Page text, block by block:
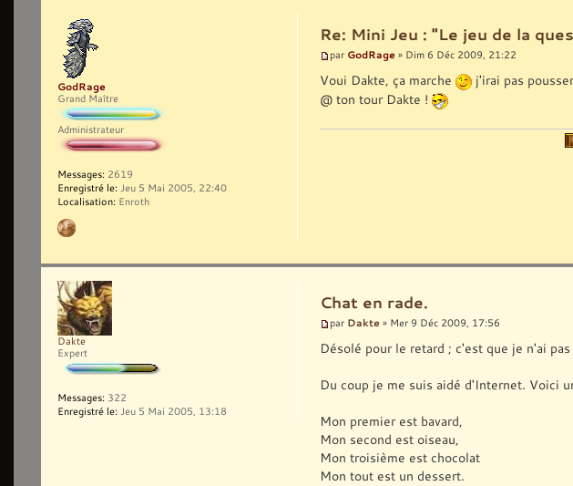
Re: Mini Jeu : "Le jeu de la
par GodRage » Dim 6 Déc 2009, 21:22
Voui Dakte, ça marche
j'irai pas
@ ton tour Dakte !
GodRage
Grand Maître
Administrateur
Messages: 2619
Enregistré le: Jeu 5 Mai 2005, 22:40
Localisation: Enroth
Chat en rade.
par Dakte » Mer 9 Déc 2009, 17:56
Désolé pour le retard ; c'est que je n'ai
Du coup je me suis aidé d'Internet. Voici
Mon premier est bavard,
Mon second est oiseau,
Mon troisième est chocolat
Mon tout est un dessert.
Dakte
Expert
Messages: 322
Enregistré le: Jeu 5 Mai 2005, 13:18